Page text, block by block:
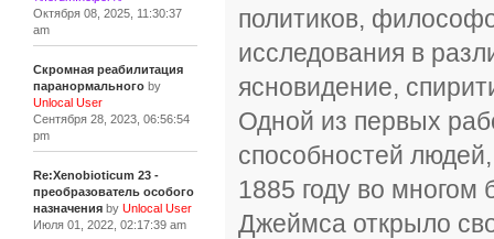
Октября 08, 2025, 11:30:37
am
Скромная реабилитация
паранормальногоby
Unlocal User
Сентября 28, 2023, 06:56:54
pm
Re:Xenobioticum 23 -
преобразователь особого
назначенияby Unlocal User
Июля 01, 2022, 02:17:39 am
политиков,
исследования в
ясновидение,
Одной из первых
способностей
1885 году во многом
Джеймса открыло